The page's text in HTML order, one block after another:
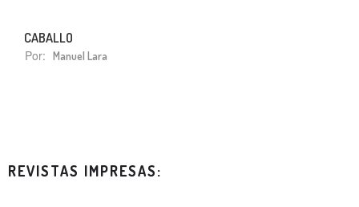
CABALLO
Por: Manuel Lara
REVISTAS IMPRESAS: